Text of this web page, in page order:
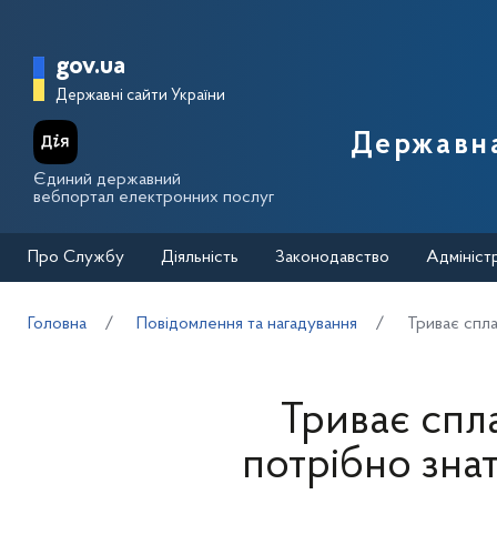
Головна сторінка Державної
gov.ua
Державні сайти України
Єдиний державний
вебпортал електронних послуг
Про Службу Діяльність Законодавство
Головна Повідомлення та нагадування Триває
Триває
потрібно